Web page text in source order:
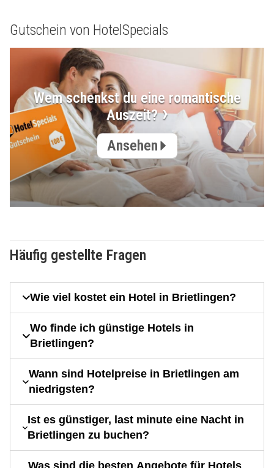
Gutschein von HotelSpecials
Wem schenkst du eine romantische
Auszeit?
Ansehen
Häufig gestellte Fragen
Wie viel kostet ein Hotel in Brietlingen?
Wo finde ich günstige Hotels in
Brietlingen?
Wann sind Hotelpreise in Brietlingen am
niedrigsten?
Ist es günstiger, last minute eine Nacht in
Brietlingen zu buchen?